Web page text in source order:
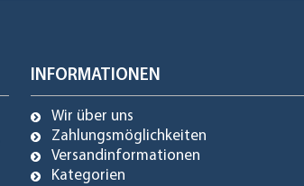
INFORMATIONEN
Wir über uns
Zahlungsmöglichkeiten
Versandinformationen
Kategorien